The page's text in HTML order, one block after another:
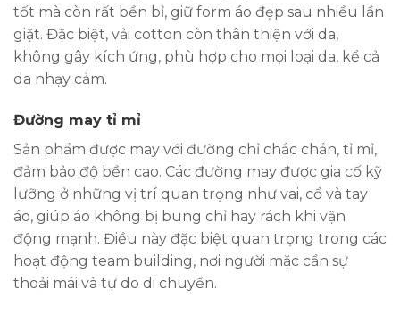
tốt mà còn rất bền bỉ, giữ form áo đẹp sau nhiều lần
giặt. Đặc biệt, vải cotton còn thân thiện với da,
không gây kích ứng, phù hợp cho mọi loại da, kể cả
da nhạy cảm.
Đường may tỉ mỉ
Sản phẩm được may với đường chỉ chắc chắn, tỉ mỉ,
đảm bảo độ bền cao. Các đường may được gia cố kỹ
lưỡng ở những vị trí quan trọng như vai, cổ và tay
áo, giúp áo không bị bung chỉ hay rách khi vận
động mạnh. Điều này đặc biệt quan trọng trong các
hoạt động team building, nơi người mặc cần sự
thoải mái và tự do di chuyển.